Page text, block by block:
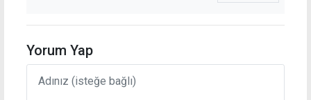
Yorum Yap